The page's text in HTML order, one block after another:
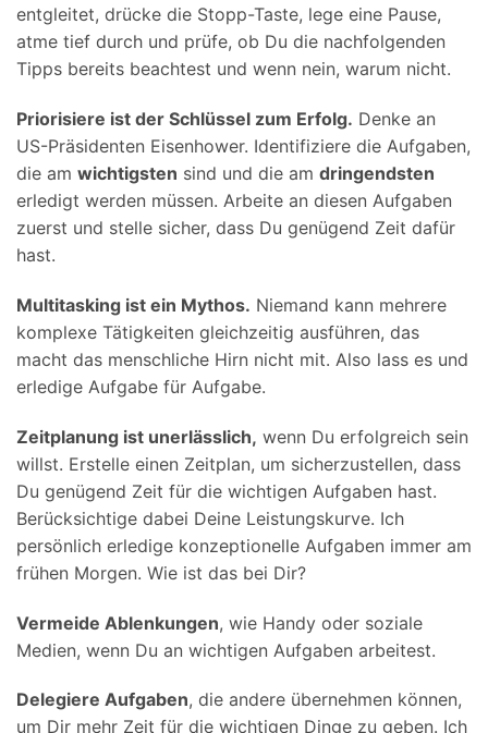
entgleitet, drücke die Stopp-Taste, lege eine Pause,
atme tief durch und prüfe, ob Du die nachfolgenden
Tipps bereits beachtest und wenn nein, warum nicht.
Priorisiere ist der Schlüssel zum Erfolg. Denke an
US-Präsidenten Eisenhower. Identifiziere die Aufgaben,
die am wichtigsten sind und die am dringendsten
erledigt werden müssen. Arbeite an diesen Aufgaben
zuerst und stelle sicher, dass Du genügend Zeit dafür
hast.
Multitasking ist ein Mythos. Niemand kann mehrere
komplexe Tätigkeiten gleichzeitig ausführen, das
macht das menschliche Hirn nicht mit. Also lass es und
erledige Aufgabe für Aufgabe.
Zeitplanung ist unerlässlich, wenn Du erfolgreich sein
willst. Erstelle einen Zeitplan, um sicherzustellen, dass
Du genügend Zeit für die wichtigen Aufgaben hast.
Berücksichtige dabei Deine Leistungskurve. Ich
persönlich erledige konzeptionelle Aufgaben immer am
frühen Morgen. Wie ist das bei Dir?
Vermeide Ablenkungen, wie Handy oder soziale
Medien, wenn Du an wichtigen Aufgaben arbeitest.
Delegiere Aufgaben, die andere übernehmen können,
um Dir mehr Zeit für die wichtigen Dinge zu geben. Ich